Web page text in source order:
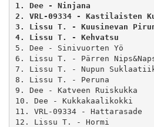
1. Dee - Ninjana
2. VRL-09334 - Kastilaisten
3. Lissu T. - Kuusinevan
4. Lissu T. - Kehvatsu
5. Dee - Sinivuorten Yö
6. Lissu T. - Pärren
7. Lissu T. - Nupun
8. Lissu T. - Peruna
9. Dee - Katveen Ruiskukka
10. Dee - Kukkakaalikokki
11. VRL-09334 - Hattarasade
12. Lissu T. - Hormi